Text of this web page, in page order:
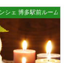
料をお支払いさせ
ております…
料をお支払いさせ
シェ 博多駅前ルーム